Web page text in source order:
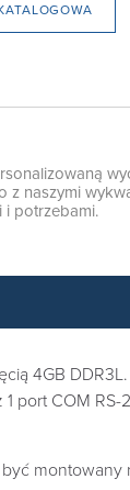
z naszymi
i potrzebami.
4GB
1 port COM